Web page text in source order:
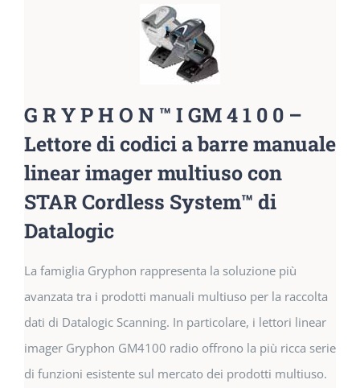
G R Y P H O N ™ I GM 4 1 0 0 –
Lettore di codici a barre manuale
linear imager multiuso con
STAR Cordless System™ di
Datalogic
La famiglia Gryphon rappresenta la soluzione più
avanzata tra i prodotti manuali multiuso per la raccolta
dati di Datalogic Scanning. In particolare, i lettori linear
imager Gryphon GM4100 radio offrono la più ricca serie
di funzioni esistente sul mercato dei prodotti multiuso.